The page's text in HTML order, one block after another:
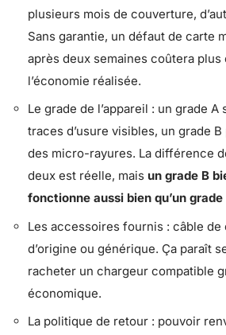
plusieurs mois de couverture,
Sans garantie, un défaut de carte
après deux semaines coûtera plus
l’économie réalisée.
Le grade de l’appareil : un grade
traces d’usure visibles, un grade
des micro-rayures. La différence
deux est réelle, mais un grade B
fonctionne aussi bien qu’un grade
Les accessoires fournis : câble de
d’origine ou générique. Ça paraît
racheter un chargeur compatible
économique.
La politique de retour : pouvoir